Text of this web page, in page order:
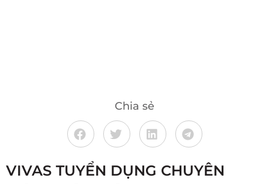
Chia sẻ
VIVAS TUYỂN DỤNG CHUYÊN